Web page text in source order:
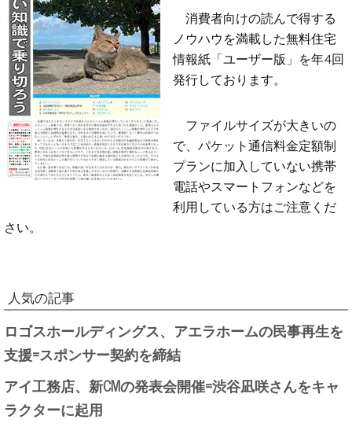
消費者向けの読んで得する
ノウハウを満載した無料住宅
情報紙「ユーザー版」を年4回
発行しております。
ファイルサイズが大きいの
で、パケット通信料金定額制
プランに加入していない携帯
電話やスマートフォンなどを
利用している方はご注意くだ
さい。
人気の記事
ロゴスホールディングス、アエラホームの民事再生を
支援=スポンサー契約を締結
アイ工務店、新CMの発表会開催=渋谷凪咲さんをキャ
ラクターに起用